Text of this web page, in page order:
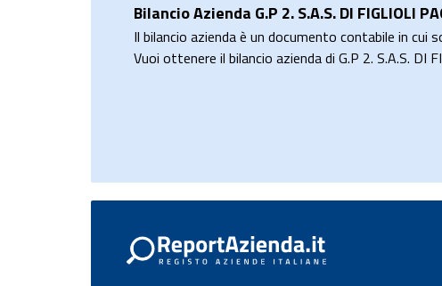
Bilancio Azienda G.P 2. S.A.S. DI FIGLIOLI
Il bilancio azienda è un documento contabile in cui
Vuoi ottenere il bilancio azienda di G.P 2. S.A.S. DI